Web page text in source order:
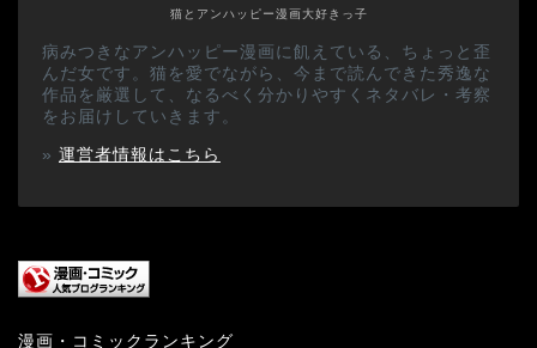
猫とアンハッピー漫画大好きっ子
病みつきなアンハッピー漫画に飢えている、ちょっと歪
んだ女です。猫を愛でながら、今まで読んできた秀逸な
作品を厳選して、なるべく分かりやすくネタバレ・考察
をお届けしていきます。
» 運営者情報はこちら
漫画・コミックランキング